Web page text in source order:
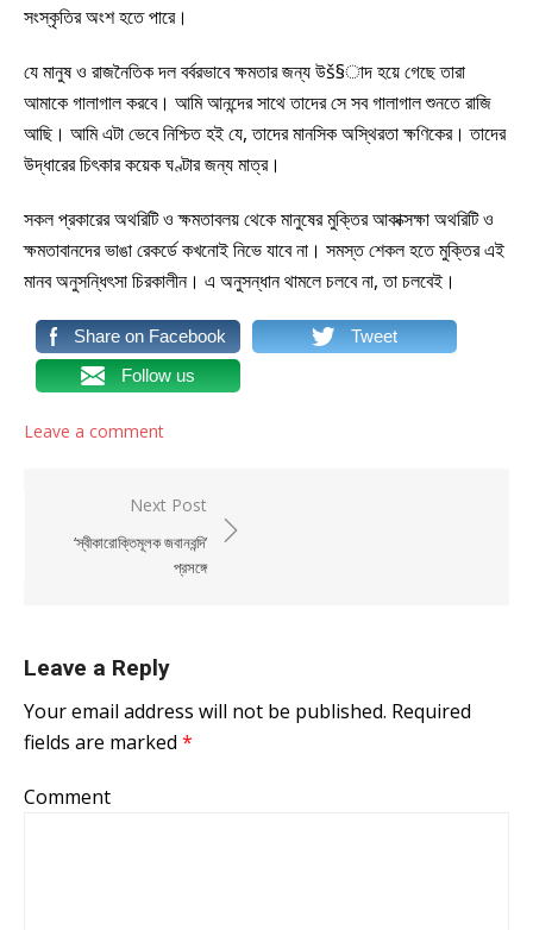
সংস্কৃতির অংশ হতে পারে।
যে মানুষ ও রাজনৈতিক দল বর্বরভাবে ক্ষমতার জন্য উš§াদ হয়ে গেছে তারা
আমাকে গালাগাল করবে। আমি আনন্দের সাথে তাদের সে সব গালাগাল শুনতে রাজি
আছি। আমি এটা ভেবে নিশ্চিত হই যে, তাদের মানসিক অস্থিরতা ক্ষণিকের। তাদের
উদ্ধারের চিৎকার কয়েক ঘণ্টার জন্য মাত্র।
সকল প্রকারের অথরিটি ও ক্ষমতাবলয় থেকে মানুষের মুক্তির আকাক্সক্ষা অথরিটি ও
ক্ষমতাবানদের ভাঙা রেকর্ডে কখনোই নিভে যাবে না। সমস্ত শেকল হতে মুক্তির এই
মানব অনুসন্ধিৎসা চিরকালীন। এ অনুসন্ধান থামলে চলবে না, তা চলবেই।
Share on Facebook
Tweet
Follow us
Leave a comment
Post navigation
Next Post
‘স্বীকারোক্তিমূলক জবানবন্দি’
প্রসঙ্গে
Leave a Reply
Your email address will not be published. Required
fields are marked *
Comment